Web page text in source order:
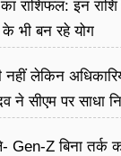
राशिफल: इन राशि
भी बन रहे योग
नहीं लेकिन
ने सीएम पर साधा​
Gen-Z बिना तर्क